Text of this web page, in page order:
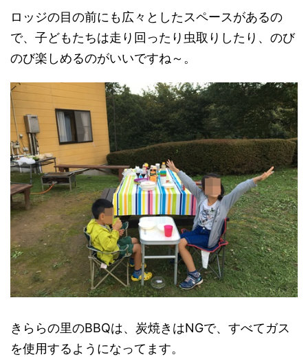
ロッジの目の前にも広々としたスペースがあるの
で、子どもたちは走り回ったり虫取りしたり、のび
のび楽しめるのがいいですね～。
きららの里のBBQは、炭焼きはNGで、すべてガス
を使用するようになってます。